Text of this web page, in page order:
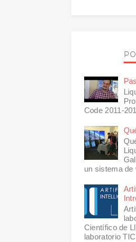
Code 2011-
un sistema de
Científico de
laboratorio